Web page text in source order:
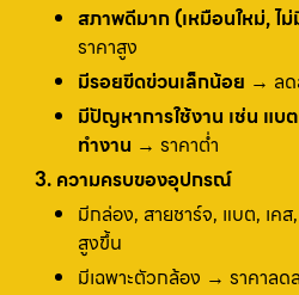
สภาพดีมาก (เหมือนใหม่, ไ
ราคาสูง
มีรอยขีดข่วนเล็กน้อย → ลด
มีปัญหาการใช้งาน เช่น แบ
ทำงาน → ราคาต่ำ
3. ความครบของอุปกรณ์
มีกล่อง, สายชาร์จ, แบต, เค
สูงขึ้น
มีเฉพาะตัวกล้อง → ราคาลด